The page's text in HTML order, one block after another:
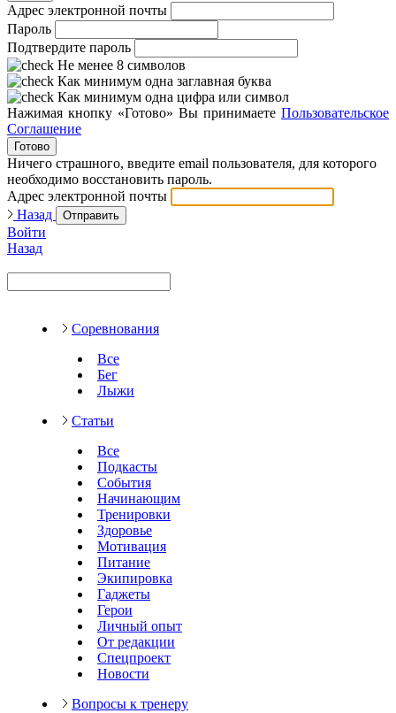
Адрес электронной почты
Пароль
Подтвердите пароль
Не менее 8 символов
Как минимум одна заглавная буква
Как минимум одна цифра или символ
Нажимая кнопку «Готово» Вы принимаете Пользовательское
Соглашение
Готово
Ничего страшного, введите email пользователя, для которого
необходимо восстановить пароль.
Адрес электронной почты
Назад
Отправить
Войти
Назад
Соревнования
Все
Бег
Лыжи
Статьи
Все
Подкасты
События
Начинающим
Тренировки
Здоровье
Мотивация
Питание
Экипировка
Гаджеты
Герои
Личный опыт
От редакции
Спецпроект
Новости
Вопросы к тренеру